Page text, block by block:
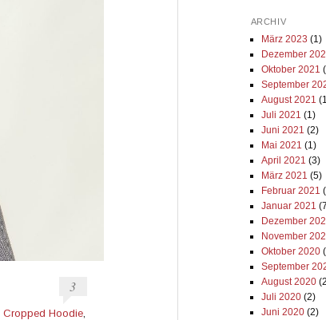
3
Cropped Hoodie
ARCHIV
März 2023 (1)
Dezember
Oktober 2021
September
August 2021
Juli 2021 (1)
Juni 2021 (2)
Mai 2021 (1)
April 2021 (3)
März 2021 (5)
Februar 2021
Januar 2021
Dezember
November
Oktober 2020
September
August 2020
Juli 2020(2)
Juni 2020(2)